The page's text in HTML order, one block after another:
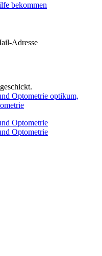
bekommen
Adresse
optikum,